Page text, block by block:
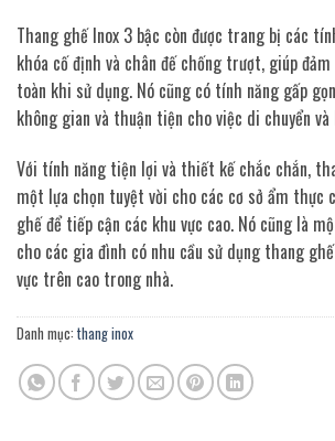
Thang ghế Inox 3 bậc còn được trang bị các
khóa cố định và chân đế chống trượt, giúp đảm
toàn khi sử dụng. Nó cũng có tính năng gấp
không gian và thuận tiện cho việc di chuyển
Với tính năng tiện lợi và thiết kế chắc chắn,
một lựa chọn tuyệt vời cho các cơ sở ẩm thực
ghế để tiếp cận các khu vực cao. Nó cũng là
cho các gia đình có nhu cầu sử dụng thang
vực trên cao trong nhà.
Danh mục: thang inox